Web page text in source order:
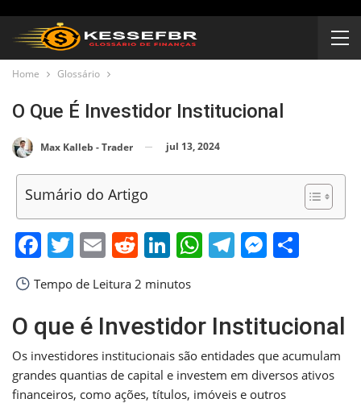
Home Glossário
O Que É Investidor Institucional
Max Kalleb - Trader jul 13, 2024
Sumário do Artigo
Facebook
Twitter
EmailReddit
LinkedIn
WhatsApp
Telegram
Tempo de Leitura 2 minutos
O que é Investidor Institucional
Os investidores institucionais são entidades que acumulam
grandes quantias de capital e investem em diversos ativos
financeiros, como ações, títulos, imóveis e outros